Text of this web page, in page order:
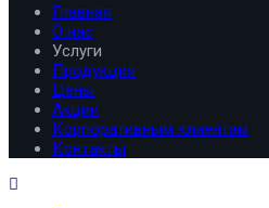
Главная
О нас
Услуги
Продукция
Цены
Акции
Корпоративным клиентам
Контакты